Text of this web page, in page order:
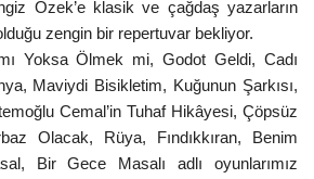
Özek’eklasik ve çağdaş yazarların
zengin bir repertuvar bekliyor.
Yoksa Ölmek mi, Godot Geldi, Cadı
Maviydi Bisikletim, Kuğunun Şarkısı,
Cemal’in Tuhaf Hikâyesi, Çöpsüz
Olacak, Rüya, Fındıkkıran, Benim
Bir Gece Masalı adlı oyunlarımız